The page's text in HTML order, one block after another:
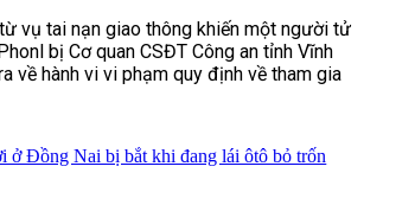
vụ tai nạn giao thông khiến một người tử
bị Cơ quan CSĐT Công an tỉnh Vĩnh
về hành vi vi phạm quy định về tham gia
ở Đồng Nai bị bắt khi đang lái ôtô bỏ trốn